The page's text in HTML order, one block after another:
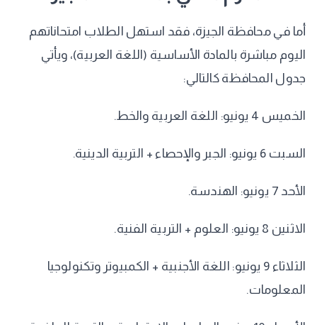
​أما في محافظة الجيزة، فقد استهل الطلاب امتحاناتهم
اليوم مباشرة بالمادة الأساسية (اللغة العربية)، ويأتي
جدول المحافظة كالتالي:
​الخميس 4 يونيو: اللغة العربية والخط.
​السبت 6 يونيو: الجبر والإحصاء + التربية الدينية.
​الأحد 7 يونيو: الهندسة.
​الاثنين 8 يونيو: العلوم + التربية الفنية.
​الثلاثاء 9 يونيو: اللغة الأجنبية + الكمبيوتر وتكنولوجيا
المعلومات.